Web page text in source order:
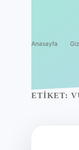
Anasayfa
ETIKET: